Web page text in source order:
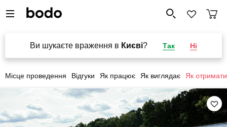
Ви шукаєте враження в Києві? Так Ні
Місце проведення Відгуки Як працює Як виглядає Як отримати